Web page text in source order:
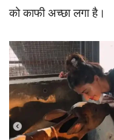
को काफी अच्छा लगा है।